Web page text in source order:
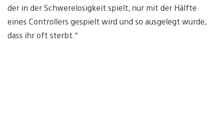
der in der Schwerelosigkeit spielt, nur mit der Hälfte
eines Controllers gespielt wird und so ausgelegt wurde,
dass ihr oft sterbt.“